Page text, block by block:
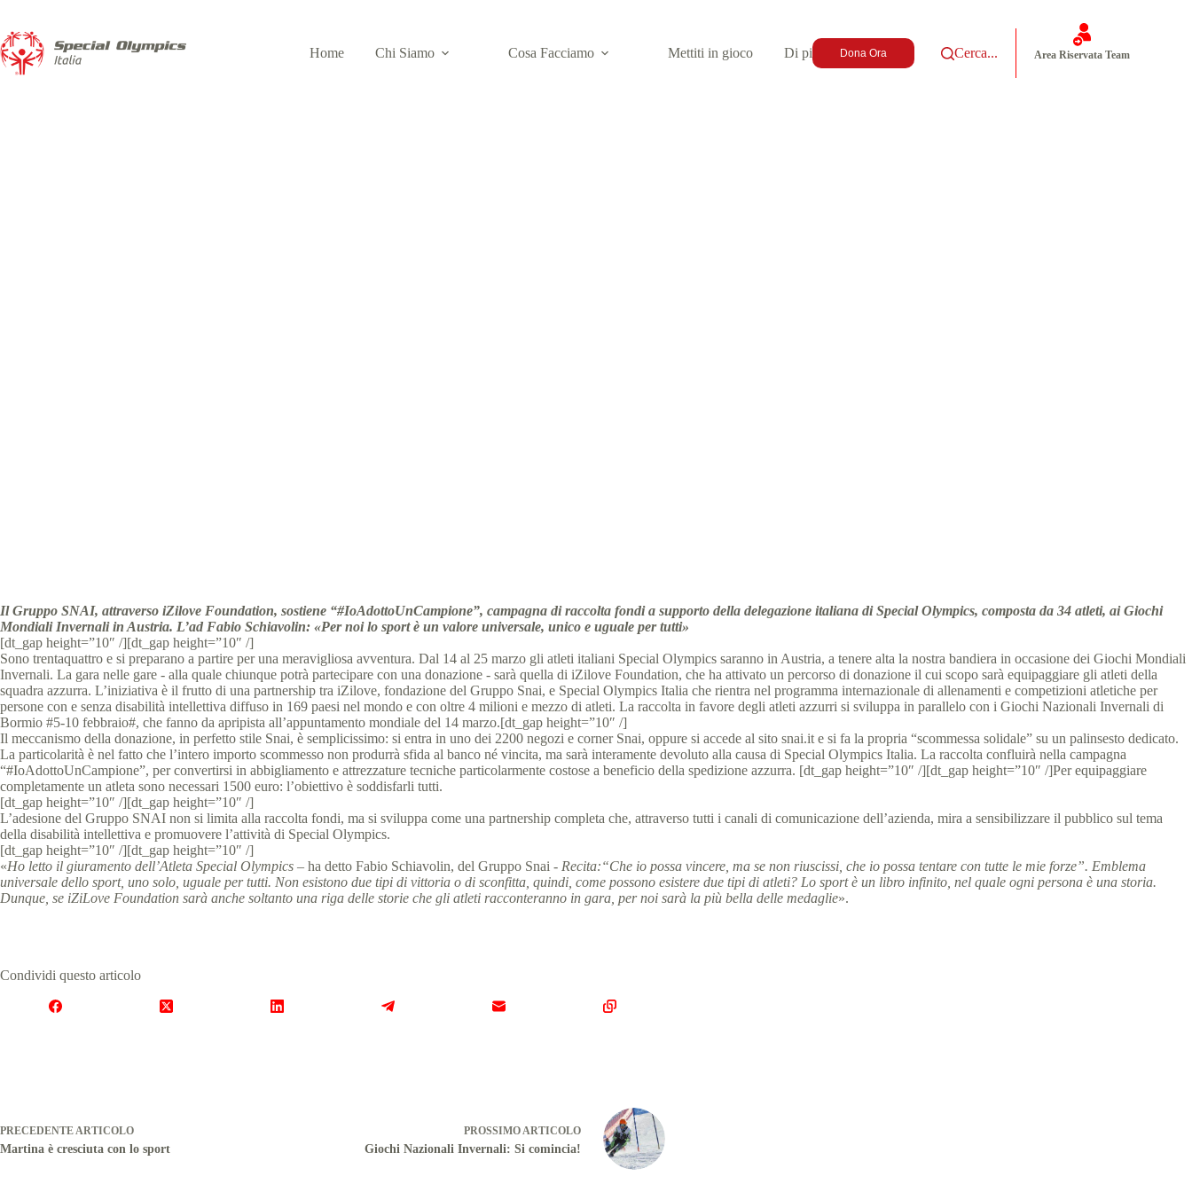
Home Chi Siamo Cosa Facciamo Mettiti in gioco Di più Dona Ora Cerca... Area Riservata Team
Il Gruppo SNAI, attraverso iZilove Foundation, sostiene “#IoAdottoUnCampione”, campagna di raccolta fondi a supporto della delegazione italiana di Special Olympics, composta da 34 atleti, ai Giochi
Mondiali Invernali in Austria. L’ad Fabio Schiavolin: «Per noi lo sport è un valore universale, unico e uguale per tutti»
[dt_gap height=”10″ /][dt_gap height=”10″ /]
Sono trentaquattro e si preparano a partire per una meravigliosa avventura. Dal 14 al 25 marzo gli atleti italiani Special Olympics saranno in Austria, a tenere alta la nostra bandiera in occasione dei Giochi Mondiali
Invernali. La gara nelle gare ‐ alla quale chiunque potrà partecipare con una donazione ‐ sarà quella di iZilove Foundation, che ha attivato un percorso di donazione il cui scopo sarà equipaggiare gli atleti della
squadra azzurra. L’iniziativa è il frutto di una partnership tra iZilove, fondazione del Gruppo Snai, e Special Olympics Italia che rientra nel programma internazionale di allenamenti e competizioni atletiche per
persone con e senza disabilità intellettiva diffuso in 169 paesi nel mondo e con oltre 4 milioni e mezzo di atleti. La raccolta in favore degli atleti azzurri si sviluppa in parallelo con i Giochi Nazionali Invernali di
Bormio #5‐10 febbraio#, che fanno da apripista all’appuntamento mondiale del 14 marzo.[dt_gap height=”10″ /]
Il meccanismo della donazione, in perfetto stile Snai, è semplicissimo: si entra in uno dei 2200 negozi e corner Snai, oppure si accede al sito snai.it e si fa la propria “scommessa solidale” su un palinsesto dedicato.
La particolarità è nel fatto che l’intero importo scommesso non produrrà sfida al banco né vincita, ma sarà interamente devoluto alla causa di Special Olympics Italia. La raccolta confluirà nella campagna
“#IoAdottoUnCampione”, per convertirsi in abbigliamento e attrezzature tecniche particolarmente costose a beneficio della spedizione azzurra. [dt_gap height=”10″ /][dt_gap height=”10″ /]Per equipaggiare
completamente un atleta sono necessari 1500 euro: l’obiettivo è soddisfarli tutti.
[dt_gap height=”10″ /][dt_gap height=”10″ /]
L’adesione del Gruppo SNAI non si limita alla raccolta fondi, ma si sviluppa come una partnership completa che, attraverso tutti i canali di comunicazione dell’azienda, mira a sensibilizzare il pubblico sul tema
della disabilità intellettiva e promuovere l’attività di Special Olympics.
[dt_gap height=”10″ /][dt_gap height=”10″ /]
«Ho letto il giuramento dell’Atleta Special Olympics – ha detto Fabio Schiavolin, del Gruppo Snai ‐ Recita:“Che io possa vincere, ma se non riuscissi, che io possa tentare con tutte le mie forze”. Emblema
universale dello sport, uno solo, uguale per tutti. Non esistono due tipi di vittoria o di sconfitta, quindi, come possono esistere due tipi di atleti? Lo sport è un libro infinito, nel quale ogni persona è una storia.
Dunque, se iZiLove Foundation sarà anche soltanto una riga delle storie che gli atleti racconteranno in gara, per noi sarà la più bella delle medaglie».
Condividi questo articolo
PRECEDENTE ARTICOLO
Martina è cresciuta con lo sport
PROSSIMO ARTICOLO
Giochi Nazionali Invernali: Si comincia!